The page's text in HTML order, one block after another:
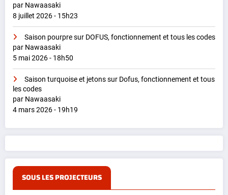
par Nawaasaki
8 juillet 2026 - 15h23
Saison pourpre sur DOFUS, fonctionnement et tous les codes
par Nawaasaki
5 mai 2026 - 18h50
Saison turquoise et jetons sur Dofus, fonctionnement et tous
les codes
par Nawaasaki
4 mars 2026 - 19h19
SOUS LES PROJECTEURS